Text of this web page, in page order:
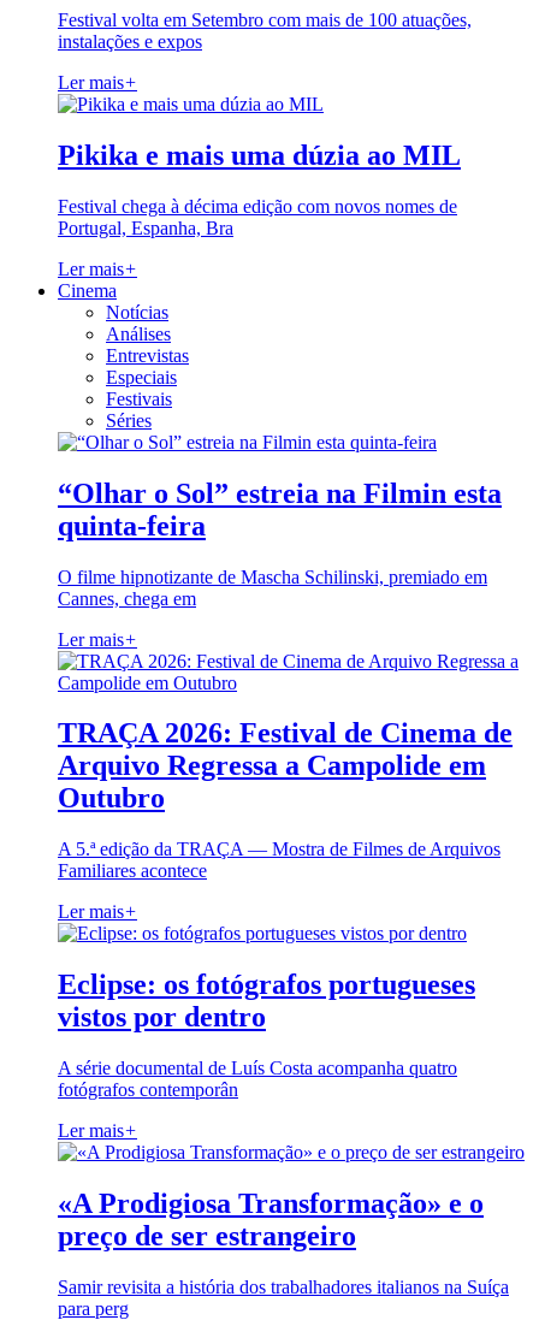
Festival volta em Setembro com mais de 100 atuações,
instalações e expos
Ler mais+
Pikika e mais uma dúzia ao MIL
Festival chega à décima edição com novos nomes de
Portugal, Espanha, Bra
Ler mais+
Cinema
Notícias
Análises
Entrevistas
Especiais
Festivais
Séries
“Olhar o Sol” estreia na Filmin esta
quinta-feira
O filme hipnotizante de Mascha Schilinski, premiado em
Cannes, chega em
Ler mais+
TRAÇA 2026: Festival de Cinema de
Arquivo Regressa a Campolide em
Outubro
A 5.ª edição da TRAÇA — Mostra de Filmes de Arquivos
Familiares acontece
Ler mais+
Eclipse: os fotógrafos portugueses
vistos por dentro
A série documental de Luís Costa acompanha quatro
fotógrafos contemporân
Ler mais+
«A Prodigiosa Transformação» e o
preço de ser estrangeiro
Samir revisita a história dos trabalhadores italianos na Suíça
para perg